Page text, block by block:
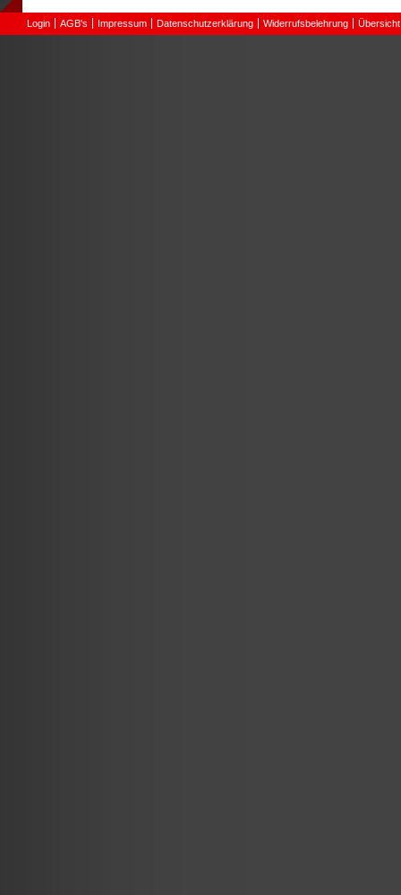
Login AGB's Impressum Datenschutzerklärung Widerrufsbelehrung